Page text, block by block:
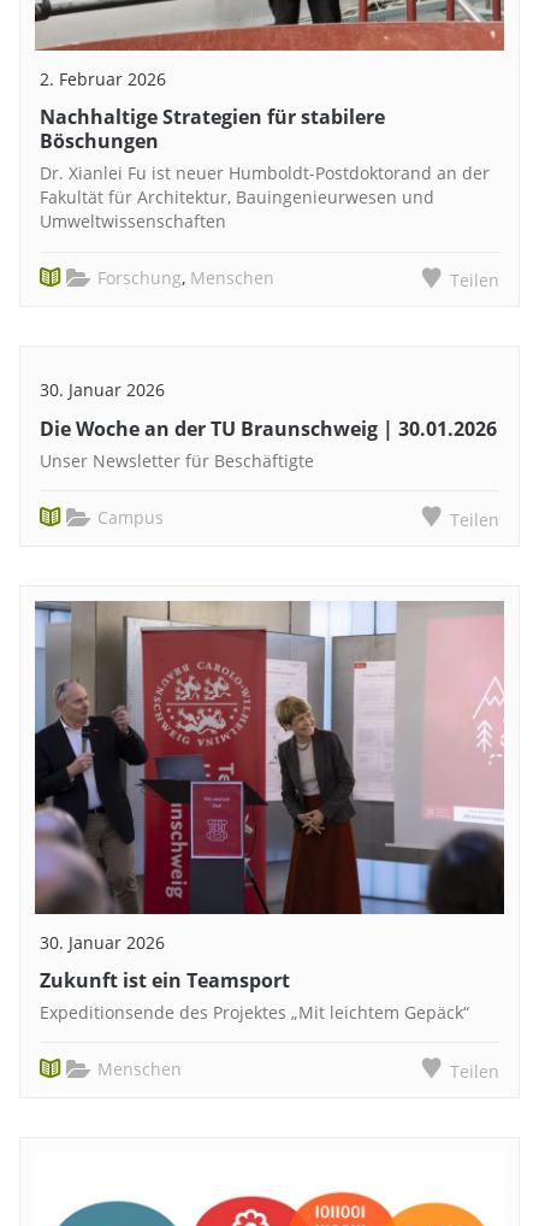
2. Februar 2026
Nachhaltige Strategien für stabilere
Böschungen
Dr. Xianlei Fu ist neuer Humboldt-Postdoktorand an der
Fakultät für Architektur, Bauingenieurwesen und
Umweltwissenschaften
Forschung, Menschen Teilen
30. Januar 2026
Die Woche an der TU Braunschweig | 30.01.2026
Unser Newsletter für Beschäftigte
Campus Teilen
30. Januar 2026
Zukunft ist ein Teamsport
Expeditionsende des Projektes „Mit leichtem Gepäck“
Menschen Teilen